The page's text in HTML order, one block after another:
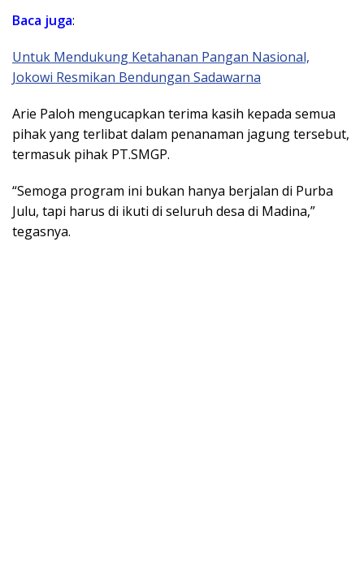
Baca juga:
Untuk Mendukung Ketahanan Pangan Nasional,
Jokowi Resmikan Bendungan Sadawarna
Arie Paloh mengucapkan terima kasih kepada semua
pihak yang terlibat dalam penanaman jagung tersebut,
termasuk pihak PT.SMGP.
“Semoga program ini bukan hanya berjalan di Purba
Julu, tapi harus di ikuti di seluruh desa di Madina,”
tegasnya.